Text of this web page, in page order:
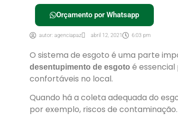
Orçamento por Whatsapp
autor: agenciapaz abril 12, 2021 6:03 pm
O sistema de esgoto é uma parte
desentupimento de esgoto é
confortáveis no local.
Quando há a coleta adequada do
por exemplo, riscos de contaminação.